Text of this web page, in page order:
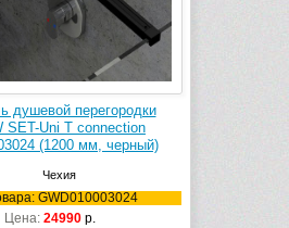
душевой перегородки
SET-Uni T connection
(1200 мм, черный)
Чехия
GWD010003024
Цена: 24990 р.